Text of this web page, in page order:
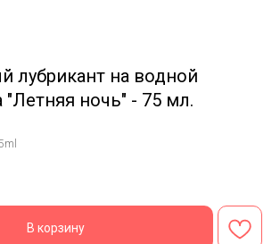
лубрикант на водной
"Летняя ночь" - 75 мл.
В корзину